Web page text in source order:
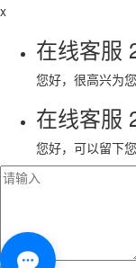
x
在线客服
您好，很高兴为您
在线客服
您好，可以留下